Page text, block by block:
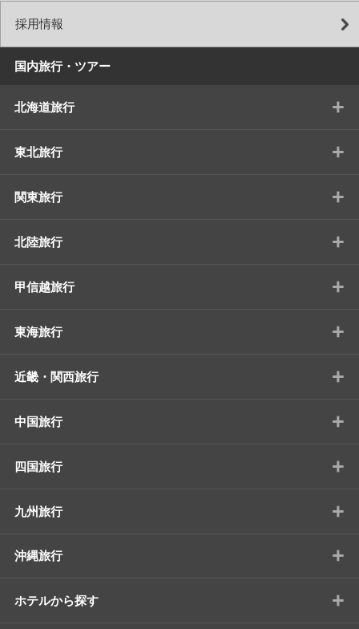
採用情報
国内旅行・ツアー
北海道旅行 +
東北旅行 +
関東旅行 +
北陸旅行 +
甲信越旅行 +
東海旅行 +
近畿・関西旅行 +
中国旅行 +
四国旅行 +
九州旅行 +
沖縄旅行 +
ホテルから探す +